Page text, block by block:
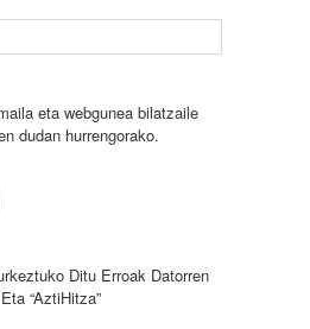
eta webgunea bilatzaile
dudan hurrengorako.
Ditu Erroak Datorren
“AztiHitza”